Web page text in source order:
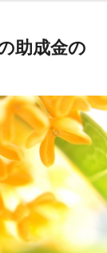
助成金の